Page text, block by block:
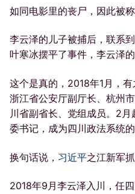
如同电影里的丧尸，因此被称
李云泽的儿子被捕后，联系
叶寒冰摆平了事件，李云泽
这个是真的，2018年1月，
浙江省公安厅副厅长、杭州
川省副省长、党组成员。2
委书记，成为四川政法系统的
换句话说， 习近平之江新军
2018年9月李云泽入川，任